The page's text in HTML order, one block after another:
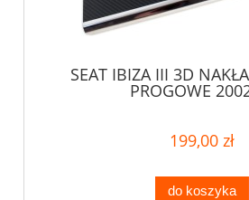
SEAT IBIZA III 3D
PROGOWE
199,00 zł
do koszyka